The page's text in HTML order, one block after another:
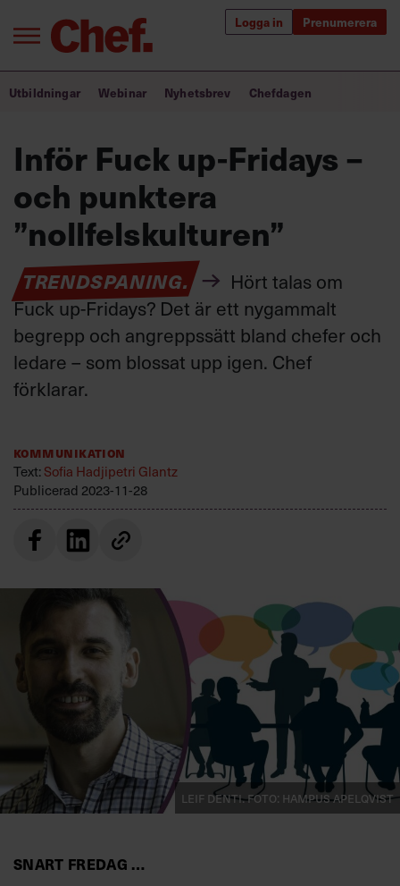
Logga in Prenumerera
Logga in
Prenumerera
Annonsera
Kontakta oss
Kundservice
Sök
efter:
Bra ledare förändrar världen
Utbildning för ledare
Chefakademin+
Populära utbildningar
Utbildningar Webinar Nyhetsbrev Chefdagen
Inför Fuck up-Fridays –
och punktera
”nollfelskulturen”
TRENDSPANING.
Hört talas om
Fuck up-Fridays? Det är ett nygammalt
begrepp och angreppssätt bland chefer och
ledare – som blossat upp igen. Chef
förklarar.
Kommunikation
Text: Sofia Hadjipetri Glantz
Publicerad 2023-11-28
Leif Denti. Foto: Hampus Apelqvist
SNART FREDAG …